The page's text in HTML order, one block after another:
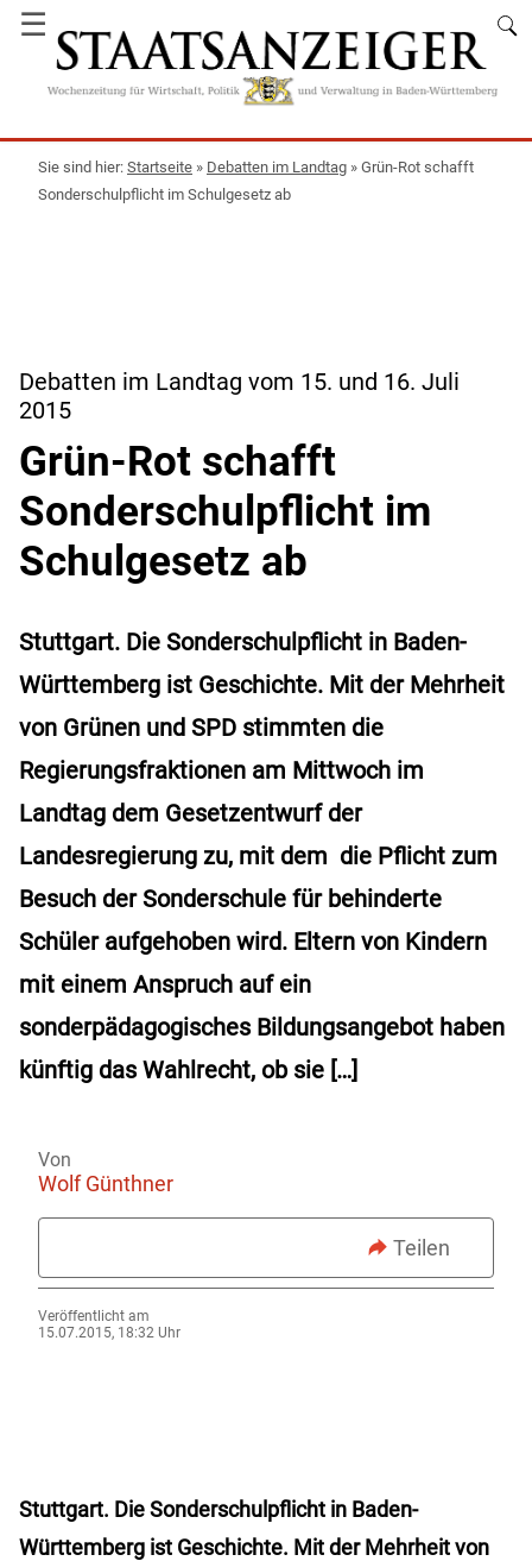
☰
Startseite » Debatten im Landtag » Grün-Rot schafft
Sonderschulpflicht im Schulgesetz ab
Debatten im Landtag vom 15. und 16. Juli
2015
Grün-Rot schafft
Sonderschulpflicht im
Schulgesetz ab
Stuttgart. Die Sonderschulpflicht in Baden-
Württemberg ist Geschichte. Mit der Mehrheit
von Grünen und SPD stimmten die
Regierungsfraktionen am Mittwoch im
Landtag dem Gesetzentwurf der
Landesregierung zu, mit dem die Pflicht zum
Besuch der Sonderschule für behinderte
Schüler aufgehoben wird. Eltern von Kindern
mit einem Anspruch auf ein
sonderpädagogisches Bildungsangebot haben
künftig das Wahlrecht, ob sie […]
Von
Wolf Günthner
Teilen
Veröffentlicht am
15.07.2015, 18:32 Uhr
Stuttgart. Die Sonderschulpflicht in Baden-
Württemberg ist Geschichte. Mit der Mehrheit von